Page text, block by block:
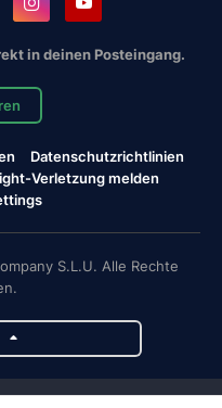
in deinen Posteingang.
Datenschutzrichtlinien
Verletzung melden
S.L.U. Alle Rechte